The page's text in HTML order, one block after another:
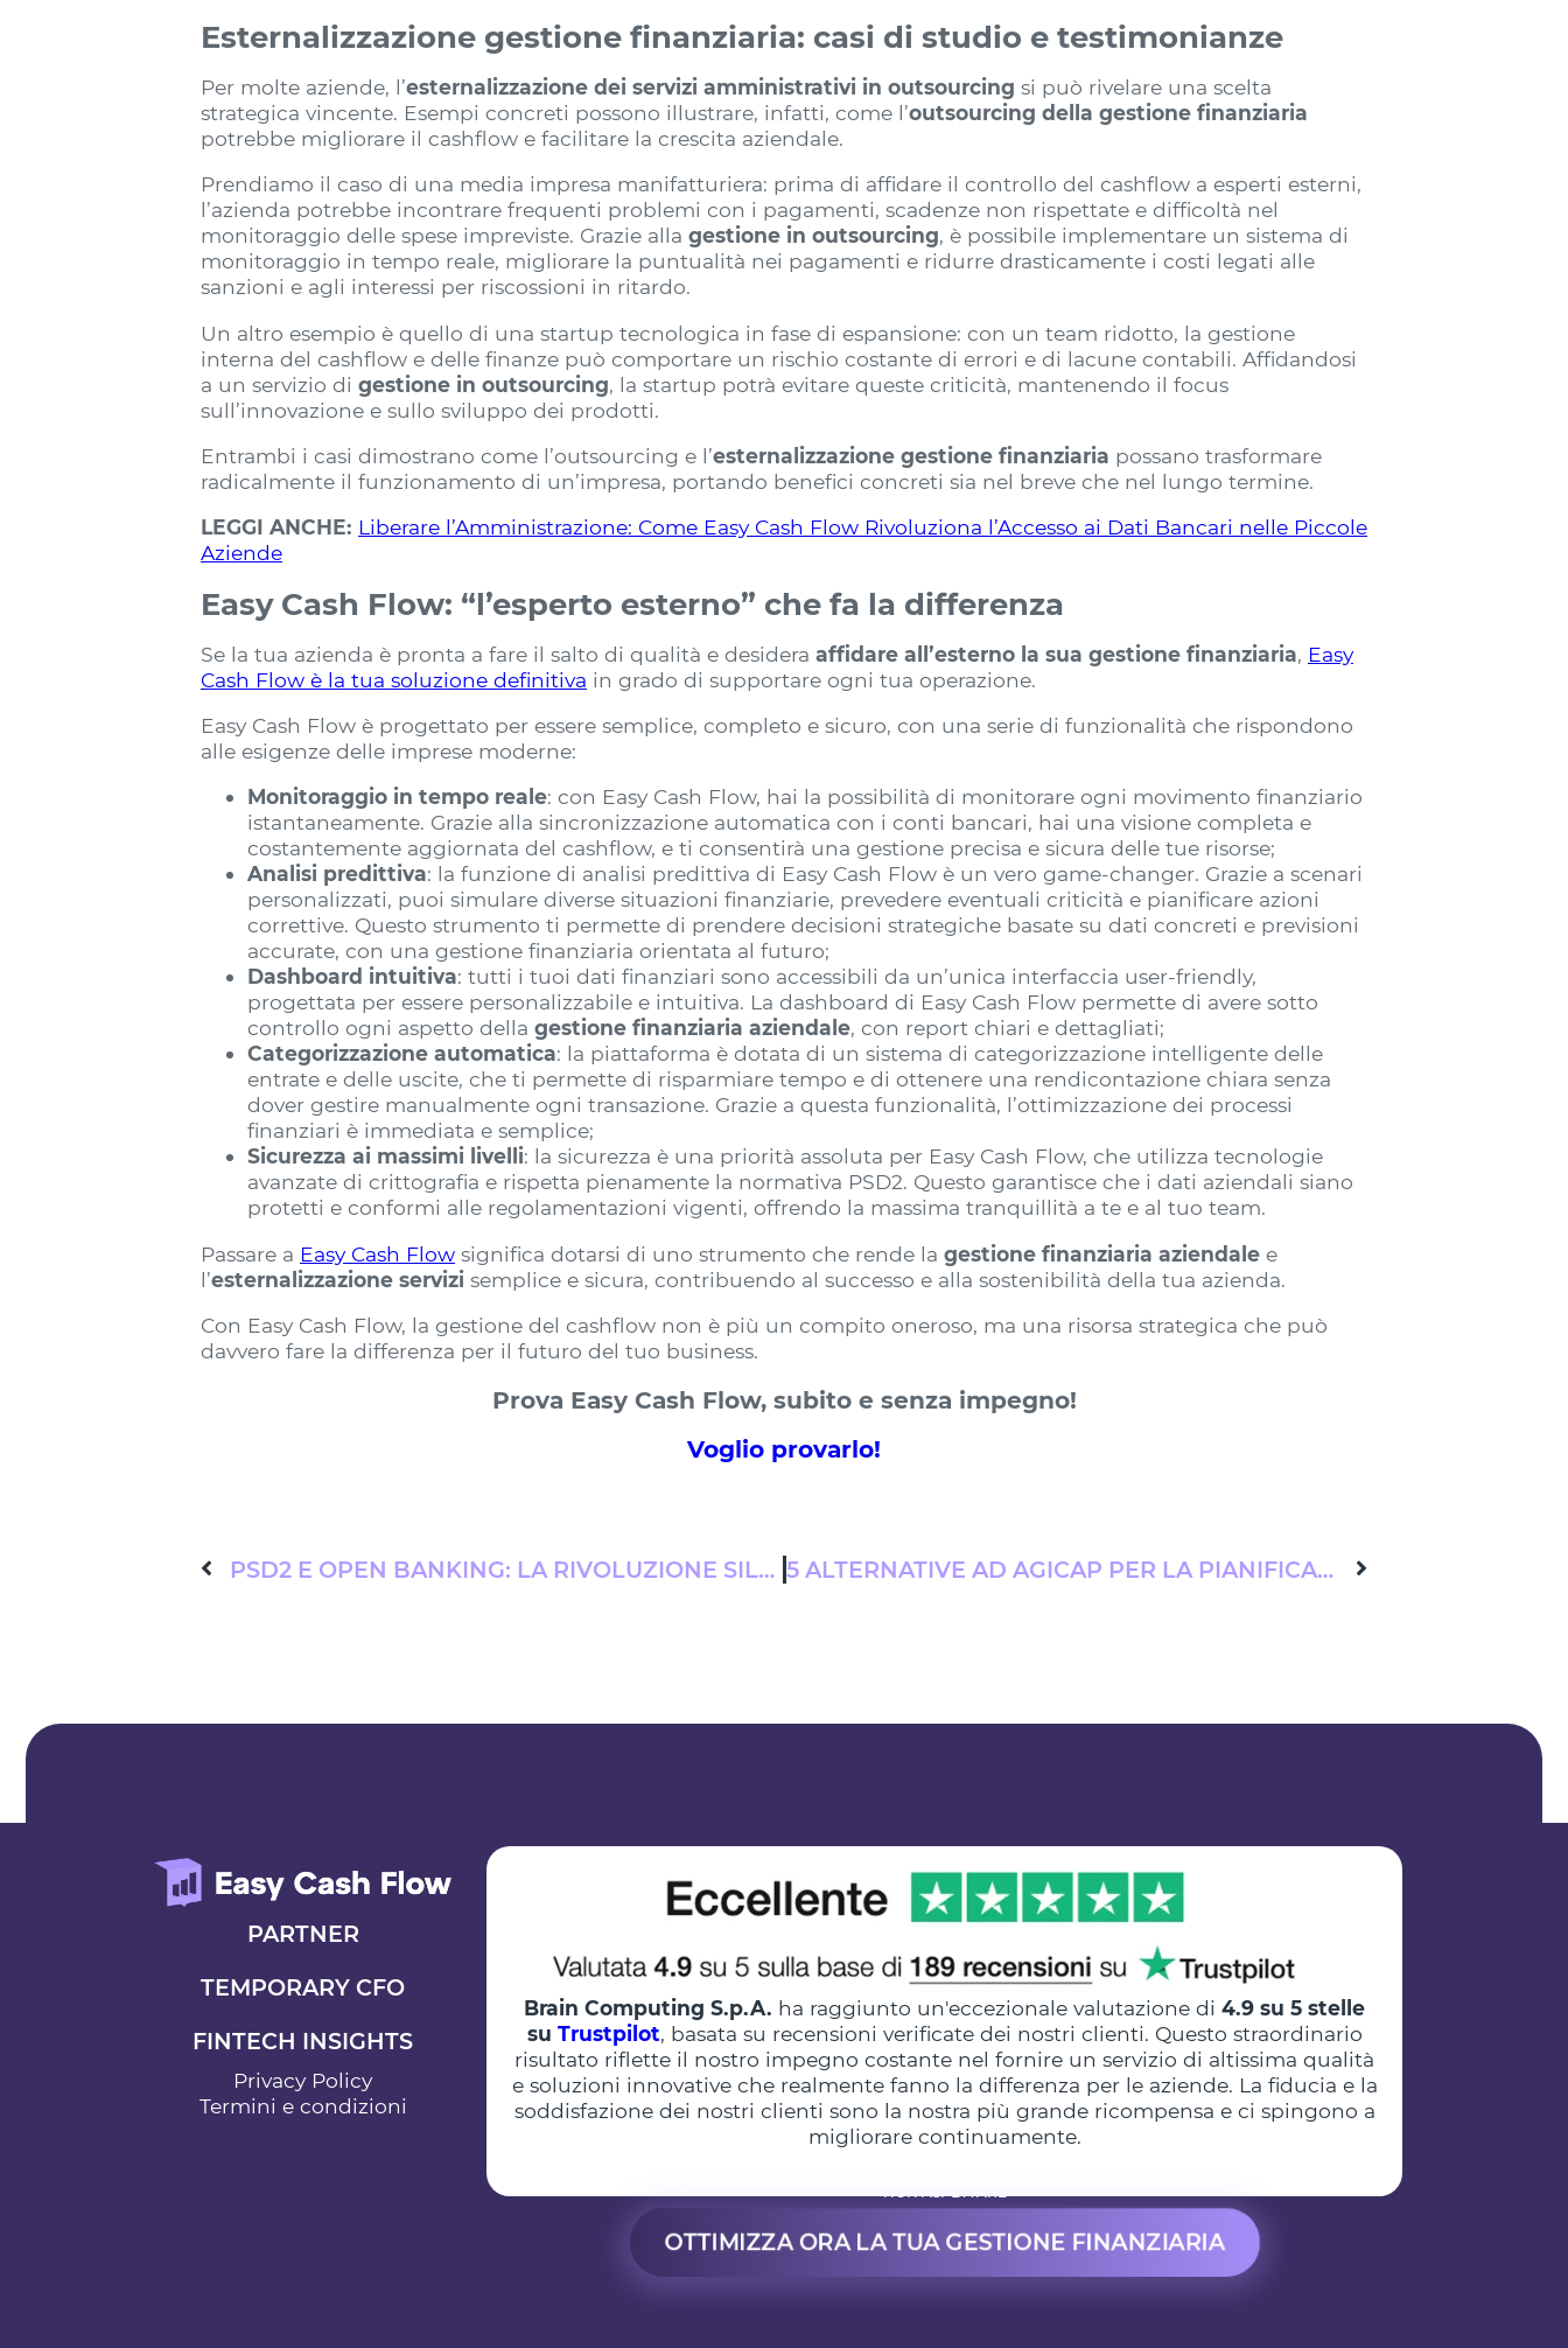
Esternalizzazione gestione finanziaria: casi di studio e testimonianze
Per molte aziende, l’esternalizzazione dei servizi amministrativi in outsourcing si può rivelare una scelta
strategica vincente. Esempi concreti possono illustrare, infatti, come l’outsourcing della gestione finanziaria
potrebbe migliorare il cashflow e facilitare la crescita aziendale.
Prendiamo il caso di una media impresa manifatturiera: prima di affidare il controllo del cashflow a esperti esterni,
l’azienda potrebbe incontrare frequenti problemi con i pagamenti, scadenze non rispettate e difficoltà nel
monitoraggio delle spese impreviste. Grazie alla gestione in outsourcing, è possibile implementare un sistema di
monitoraggio in tempo reale, migliorare la puntualità nei pagamenti e ridurre drasticamente i costi legati alle
sanzioni e agli interessi per riscossioni in ritardo.
Un altro esempio è quello di una startup tecnologica in fase di espansione: con un team ridotto, la gestione
interna del cashflow e delle finanze può comportare un rischio costante di errori e di lacune contabili. Affidandosi
a un servizio di gestione in outsourcing, la startup potrà evitare queste criticità, mantenendo il focus
sull’innovazione e sullo sviluppo dei prodotti.
Entrambi i casi dimostrano come l’outsourcing e l’esternalizzazione gestione finanziaria possano trasformare
radicalmente il funzionamento di un’impresa, portando benefici concreti sia nel breve che nel lungo termine.
LEGGI ANCHE: Liberare l’Amministrazione: Come Easy Cash Flow Rivoluziona l’Accesso ai Dati Bancari nelle Piccole
Aziende
Easy Cash Flow: “l’esperto esterno” che fa la differenza
Se la tua azienda è pronta a fare il salto di qualità e desidera affidare all’esterno la sua gestione finanziaria, Easy
Cash Flow è la tua soluzione definitiva in grado di supportare ogni tua operazione.
Easy Cash Flow è progettato per essere semplice, completo e sicuro, con una serie di funzionalità che rispondono
alle esigenze delle imprese moderne:
Monitoraggio in tempo reale: con Easy Cash Flow, hai la possibilità di monitorare ogni movimento finanziario
istantaneamente. Grazie alla sincronizzazione automatica con i conti bancari, hai una visione completa e
costantemente aggiornata del cashflow, e ti consentirà una gestione precisa e sicura delle tue risorse;
Analisi predittiva: la funzione di analisi predittiva di Easy Cash Flow è un vero game-changer. Grazie a scenari
personalizzati, puoi simulare diverse situazioni finanziarie, prevedere eventuali criticità e pianificare azioni
correttive. Questo strumento ti permette di prendere decisioni strategiche basate su dati concreti e previsioni
accurate, con una gestione finanziaria orientata al futuro;
Dashboard intuitiva: tutti i tuoi dati finanziari sono accessibili da un’unica interfaccia user-friendly,
progettata per essere personalizzabile e intuitiva. La dashboard di Easy Cash Flow permette di avere sotto
controllo ogni aspetto della gestione finanziaria aziendale, con report chiari e dettagliati;
Categorizzazione automatica: la piattaforma è dotata di un sistema di categorizzazione intelligente delle
entrate e delle uscite, che ti permette di risparmiare tempo e di ottenere una rendicontazione chiara senza
dover gestire manualmente ogni transazione. Grazie a questa funzionalità, l’ottimizzazione dei processi
finanziari è immediata e semplice;
Sicurezza ai massimi livelli: la sicurezza è una priorità assoluta per Easy Cash Flow, che utilizza tecnologie
avanzate di crittografia e rispetta pienamente la normativa PSD2. Questo garantisce che i dati aziendali siano
protetti e conformi alle regolamentazioni vigenti, offrendo la massima tranquillità a te e al tuo team.
Passare a Easy Cash Flow significa dotarsi di uno strumento che rende la gestione finanziaria aziendale e
l’esternalizzazione servizi semplice e sicura, contribuendo al successo e alla sostenibilità della tua azienda.
Con Easy Cash Flow, la gestione del cashflow non è più un compito oneroso, ma una risorsa strategica che può
davvero fare la differenza per il futuro del tuo business.
Prova Easy Cash Flow, subito e senza impegno!
Voglio provarlo!
PSD2 E OPEN BANKING: LA RIVOLUZIONE SILENZIOSA CHE EASY CASH FLOW PORTA NELLA TUA AZIENDA 5 ALTERNATIVE AD AGICAP PER LA PIANIFICAZIONE FINANZIARIA DELLA TUA AZIENDA
PARTNER
TEMPORARY CFO
FINTECH INSIGHTS
Privacy Policy
Termini e condizioni
Brain Computing S.p.A. ha raggiunto un'eccezionale valutazione di 4.9 su 5 stelle
su Trustpilot, basata su recensioni verificate dei nostri clienti. Questo straordinario
risultato riflette il nostro impegno costante nel fornire un servizio di altissima qualità
e soluzioni innovative che realmente fanno la differenza per le aziende. La fiducia e la
soddisfazione dei nostri clienti sono la nostra più grande ricompensa e ci spingono a
migliorare continuamente.
NON ASPETTARE
OTTIMIZZA ORA LA TUA GESTIONE FINANZIARIA